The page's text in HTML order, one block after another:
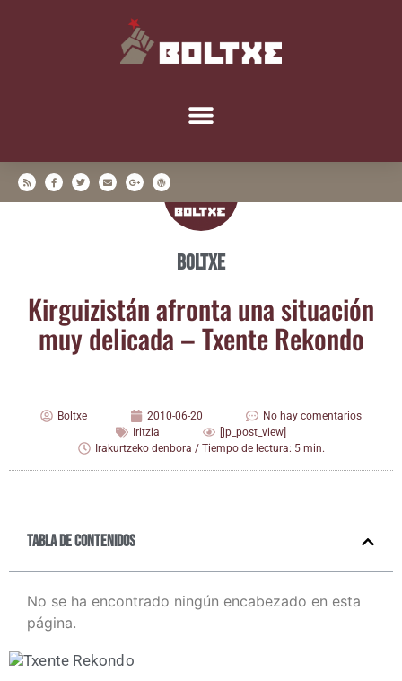
Boltxe
Kir­gui­zis­tán afron­ta una situa­ción
muy deli­ca­da – Txen­te Rekondo
Boltxe 2010-06-20
No hay comentarios
Iritzia
[jp_post_view]
Irakurtzeko denbora / Tiempo de lectura: 5 min.
Tabla de contenidos
No se ha encontrado ningún encabezado en esta
página.